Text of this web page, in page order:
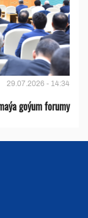
29.07.2026 - 14:34
goýum forumy